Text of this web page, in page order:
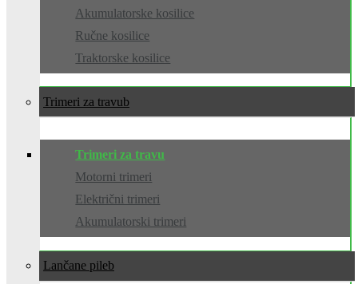
Akumulatorske kosilice
Ručne kosilice
Traktorske kosilice
Trimeri za travu
Trimeri za travu
Motorni trimeri
Električni trimeri
Akumulatorski trimeri
Lančane pile